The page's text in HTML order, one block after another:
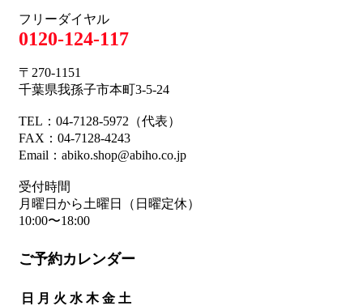
フリーダイヤル
0120-124-117
〒270-1151
千葉県我孫子市本町3-5-24
TEL：04-7128-5972（代表）
FAX：04-7128-4243
Email：abiko.shop@abiho.co.jp
受付時間
月曜日から土曜日（日曜定休）
10:00〜18:00
ご予約カレンダー
日 月 火 水 木 金 土